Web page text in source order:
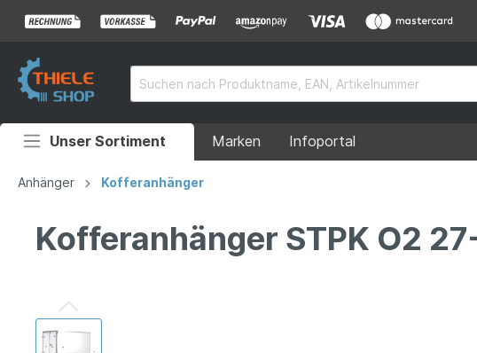
Unser Sortiment Marken Infoportal
Auffahrrampen
Rollstuhlrampen
Grubenabdeckungen
Anhänger Kofferanhänger
Kofferanhänger STPK O2